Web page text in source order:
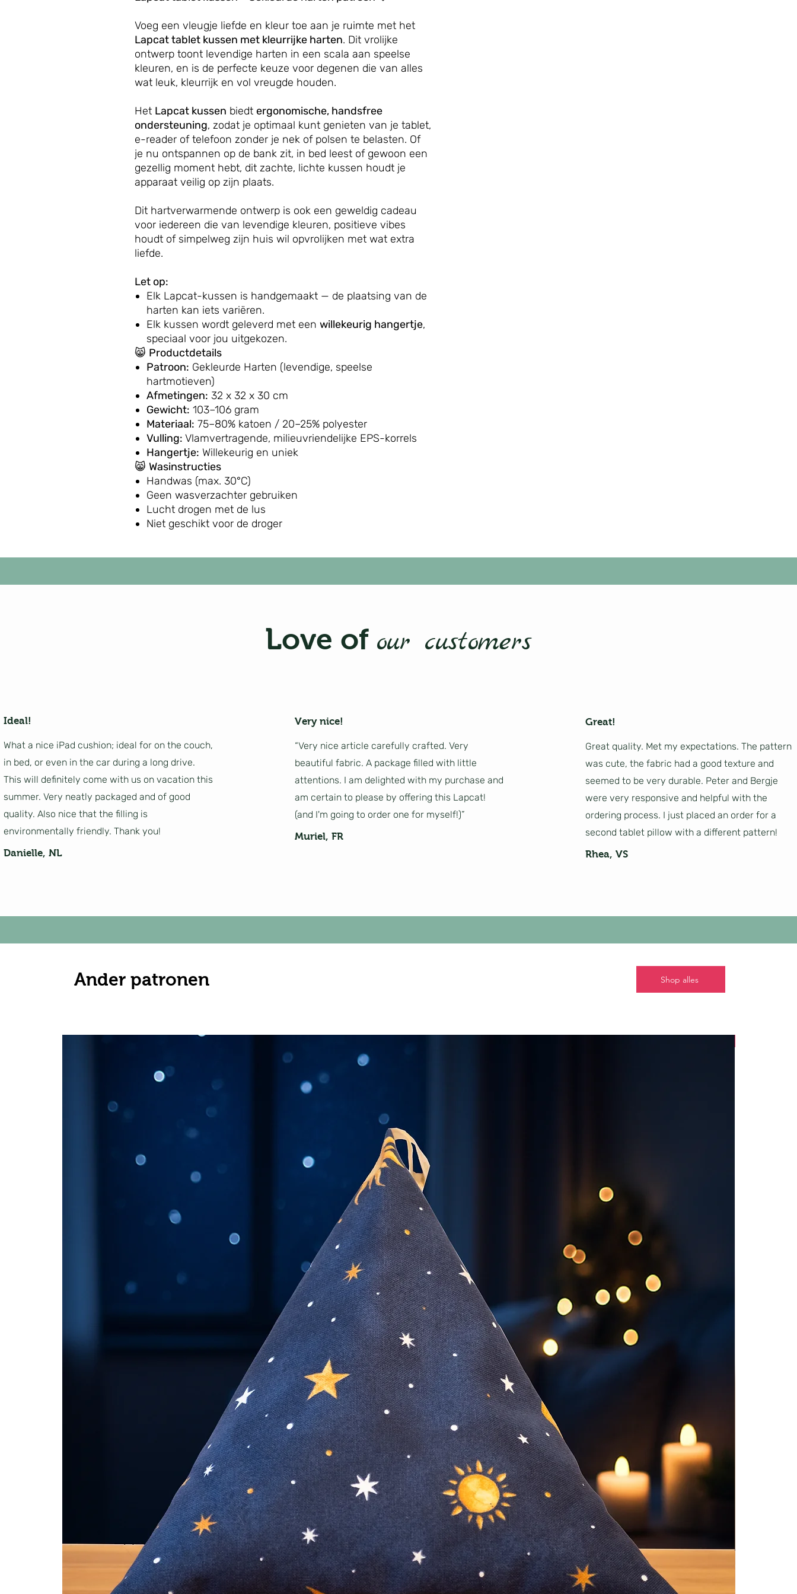
Voeg een vleugje liefde en kleur toe aan je ruimte met het
Lapcat tablet kussen met kleurrijke harten. Dit vrolijke
ontwerp toont levendige harten in een scala aan speelse
kleuren, en is de perfecte keuze voor degenen die van alles
wat leuk, kleurrijk en vol vreugde houden.
Het Lapcat kussen biedt ergonomische, handsfree
ondersteuning, zodat je optimaal kunt genieten van je tablet,
e-reader of telefoon zonder je nek of polsen te belasten. Of
je nu ontspannen op de bank zit, in bed leest of gewoon een
gezellig moment hebt, dit zachte, lichte kussen houdt je
apparaat veilig op zijn plaats.
Dit hartverwarmende ontwerp is ook een geweldig cadeau
voor iedereen die van levendige kleuren, positieve vibes
houdt of simpelweg zijn huis wil opvrolijken met wat extra
liefde.
Let op:
Elk Lapcat-kussen is handgemaakt — de plaatsing van de
harten kan iets variëren.
Elk kussen wordt geleverd met een willekeurig hangertje,
speciaal voor jou uitgekozen.
😸 Productdetails
Patroon: Gekleurde Harten (levendige, speelse
hartmotieven)
Afmetingen: 32 x 32 x 30 cm
Gewicht: 103–106 gram
Materiaal: 75–80% katoen / 20–25% polyester
Vulling: Vlamvertragende, milieuvriendelijke EPS-korrels
Hangertje: Willekeurig en uniek
😸 Wasinstructies
Handwas (max. 30°C)
Geen wasverzachter gebruiken
Lucht drogen met de lus
Niet geschikt voor de droger
Love of our customers
Ideal!
What a nice iPad cushion; ideal for on the couch,
in bed, or even in the car during a long drive.
This will definitely come with us on vacation this
summer. Very neatly packaged and of good
quality. Also nice that the filling is
environmentally friendly. Thank you!
Danielle, NL
Very nice!
“Very nice article carefully crafted. Very
beautiful fabric. A package filled with little
attentions. I am delighted with my purchase and
am certain to please by offering this Lapcat!
(and I'm going to order one for myself!)”
Muriel, FR
Great!
Great quality. Met my expectations. The pattern
was cute, the fabric had a good texture and
seemed to be very durable. Peter and Bergje
were very responsive and helpful with the
ordering process. I just placed an order for a
second tablet pillow with a different pattern!
Rhea, VS
Ander patronen Shop alles